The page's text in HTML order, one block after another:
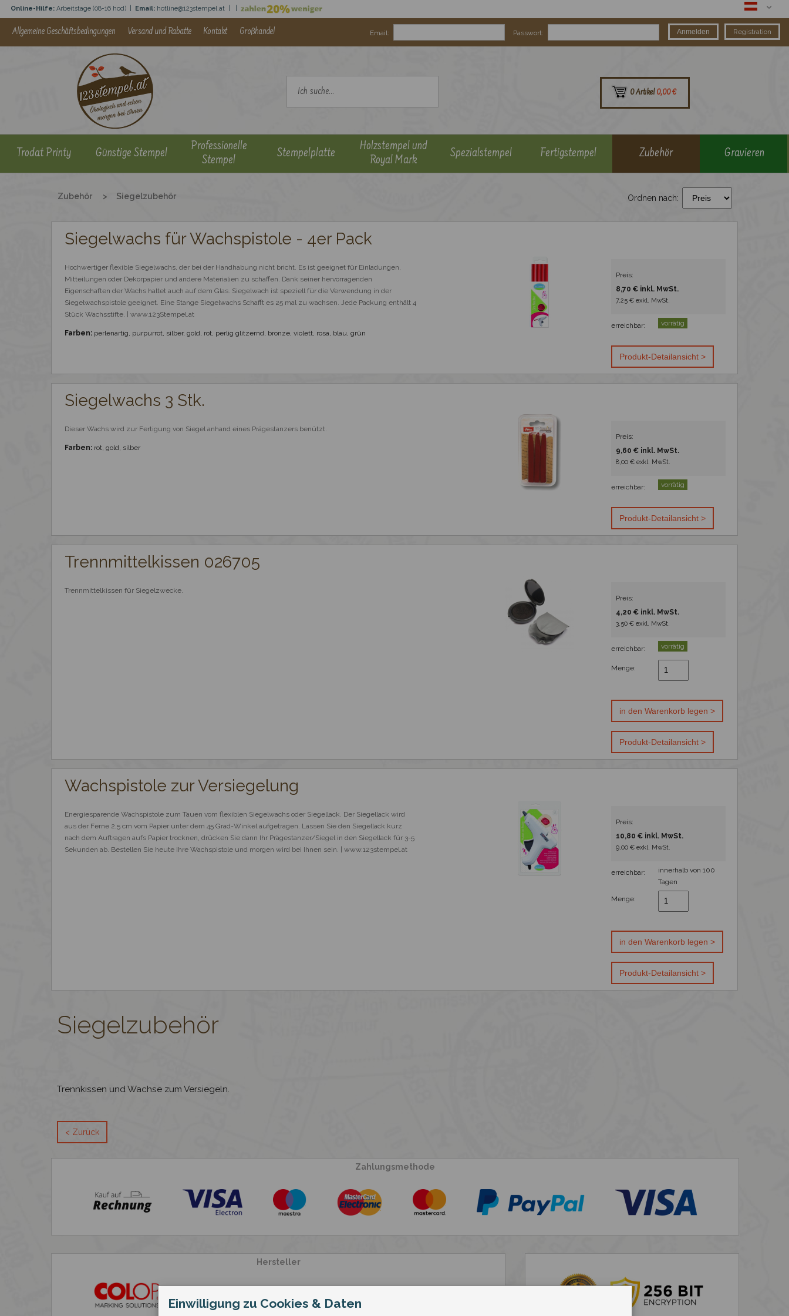
Online-Hilfe: Arbeitstage (08-16 hod) Email: hotline@123stempel.at |
Email: Passwort: Registration
Allgemeine Geschäftsbedingungen Versand und Rabatte Kontakt Großhandel
0 Artikel0,00 €
Trodat Printy Günstige Stempel
Professionelle
Stempel
Stempelplatte
Holzstempel und
Royal Mark
Spezialstempel Fertigstempel Zubehör Gravieren
Zubehör > Siegelzubehör Ordnen nach:
Siegelwachs für Wachspistole - 4er Pack
Hochwertiger flexible Siegelwachs, der bei der Handhabung nicht bricht. Es ist geeignet für Einladungen,
Mitteilungen oder Dekorpapier und andere Materialien zu schaffen. Dank seiner hervorragenden
Eigenschaften der Wachs haltet auch auf dem Glas. Siegelwach ist speziell für die Verwendung in der
Siegelwachspistole geeignet. Eine Stange Siegelwachs Schafft es 25 mal zu wachsen. Jede Packung enthält 4
Stück Wachsstifte. | www.123Stempel.at
Farben: perlenartig, purpurrot, silber, gold, rot, perlig glitzernd, bronze, violett, rosa, blau, grün
Preis:
8,70 € inkl. MwSt.
7,25 € exkl. MwSt.
erreichbar: vorrätig
Siegelwachs 3 Stk.
Dieser Wachs wird zur Fertigung von Siegel anhand eines Prägestanzers benützt.
Farben: rot, gold, silber
Preis:
9,60 € inkl. MwSt.
8,00 € exkl. MwSt.
erreichbar: vorrätig
Trennmittelkissen 026705
Trennmittelkissen für Siegelzwecke.
Preis:
4,20 € inkl. MwSt.
3,50 € exkl. MwSt.
erreichbar: vorrätig
Menge:
Wachspistole zur Versiegelung
Energiesparende Wachspistole zum Tauen vom flexiblen Siegelwachs oder Siegellack. Der Siegellack wird
aus der Ferne 2,5 cm vom Papier unter dem 45 Grad-Winkel aufgetragen. Lassen Sie den Siegellack kurz
nach dem Auftragen aufs Papier trocknen, drücken Sie dann Ihr Prägestanzer/Siegel in den Siegellack für 3-5
Sekunden ab. Bestellen Sie heute Ihre Wachspistole und morgen wird bei Ihnen sein. | www.123stempel.at
Preis:
10,80 € inkl. MwSt.
9,00 € exkl. MwSt.
erreichbar:
innerhalb von 100
Tagen
Menge:
Siegelzubehör
Trennkissen und Wachse zum Versiegeln.
< Zurück
Zahlungsmethode
Hersteller
Einwilligung zu Cookies & Daten